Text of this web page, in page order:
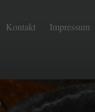
Kontakt Impressum